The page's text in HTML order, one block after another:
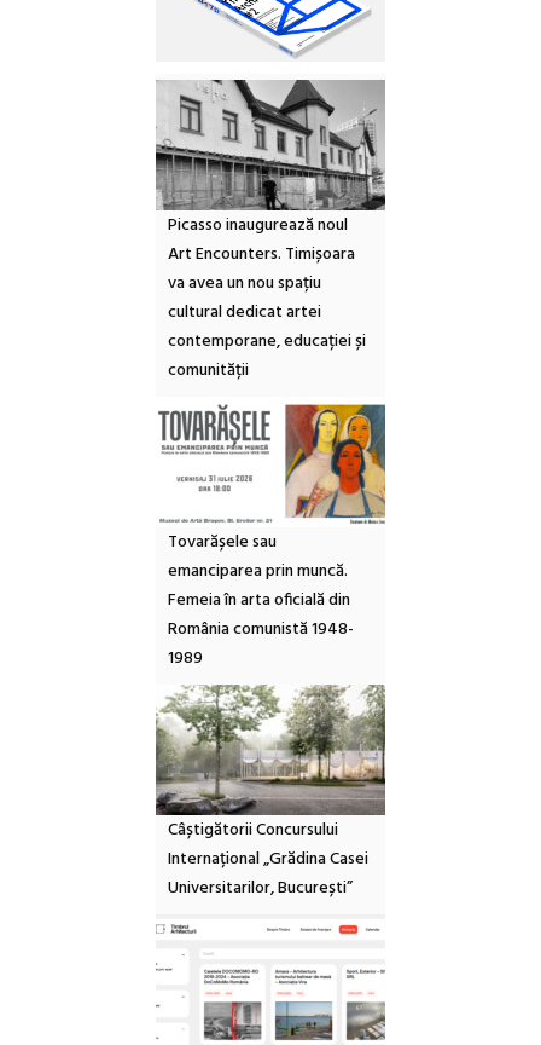
Picasso inaugurează noul
Art Encounters. Timișoara
va avea un nou spațiu
cultural dedicat artei
contemporane, educației și
comunității
Tovarășele sau
emanciparea prin muncă.
Femeia în arta oficială din
România comunistă 1948-
1989
Câștigătorii Concursului
Internațional „Grădina Casei
Universitarilor, București”